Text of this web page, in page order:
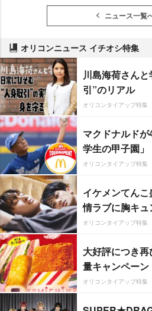
ニュース一覧
オリコンニュース イチオシ特集
川島海荷さん
引”のリアル
オリコンタイアップ特集
マクドナルド
学生の甲子園」
オリコンタイアップ特集
イケメンてん
情ラブに胸キュ
オリコンタイアップ特集
大好評につき
量キャンペーン
オリコンタイアップ特集